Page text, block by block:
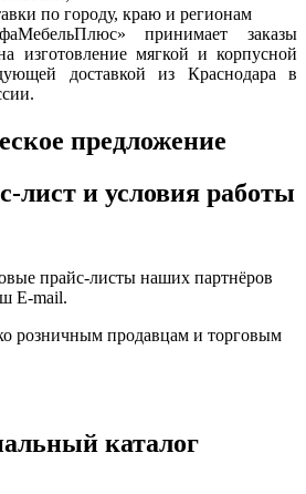
по городу, краю и регионам
принимает заказы
изготовление мягкой и корпусной
доставкой из Краснодара в
предложение
лист и условия работы
прайс-листы наших партнёров
E-mail.
розничным продавцам и торговым
каталог